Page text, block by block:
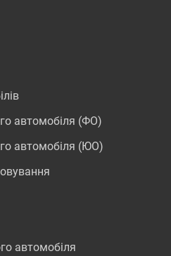
автомобіля (ФО)
автомобіля (ЮО)
автомобіля